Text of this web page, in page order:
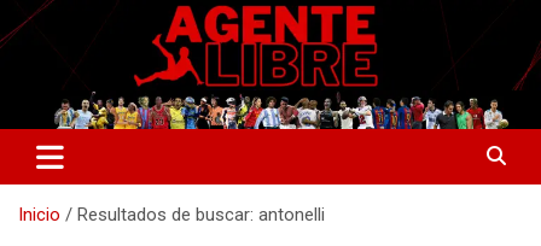
Saltar
al
Agente Libre Digital
La nueva generación del periodismo deportivo.
Inicio Resultados de buscar: antonelli